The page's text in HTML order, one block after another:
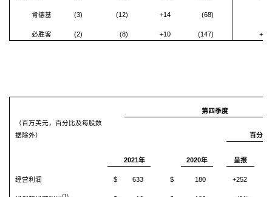
肯德基 (3) (12) +14 (68)
必胜客 (2) (8) +10 (147) +14
第四季度
（百万美元，百分比及每股数
据除外）
百分比
2021年 2020年 呈报
经营利润 $ 633 $ 180 +252